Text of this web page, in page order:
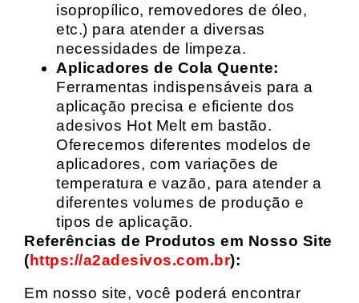
isopropílico, removedores de óleo,
etc.) para atender a diversas
necessidades de limpeza.
Aplicadores de Cola Quente:
Ferramentas indispensáveis para a
aplicação precisa e eficiente dos
adesivos Hot Melt em bastão.
Oferecemos diferentes modelos de
aplicadores, com variações de
temperatura e vazão, para atender a
diferentes volumes de produção e
tipos de aplicação.
Referências de Produtos em Nosso Site
(https://a2adesivos.com.br):
Em nosso site, você poderá encontrar